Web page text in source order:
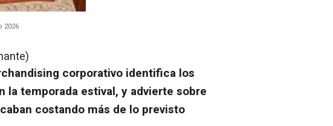
2026
corporativo identifica los
la temporada estival, y advierte sobre
costando más de lo previsto